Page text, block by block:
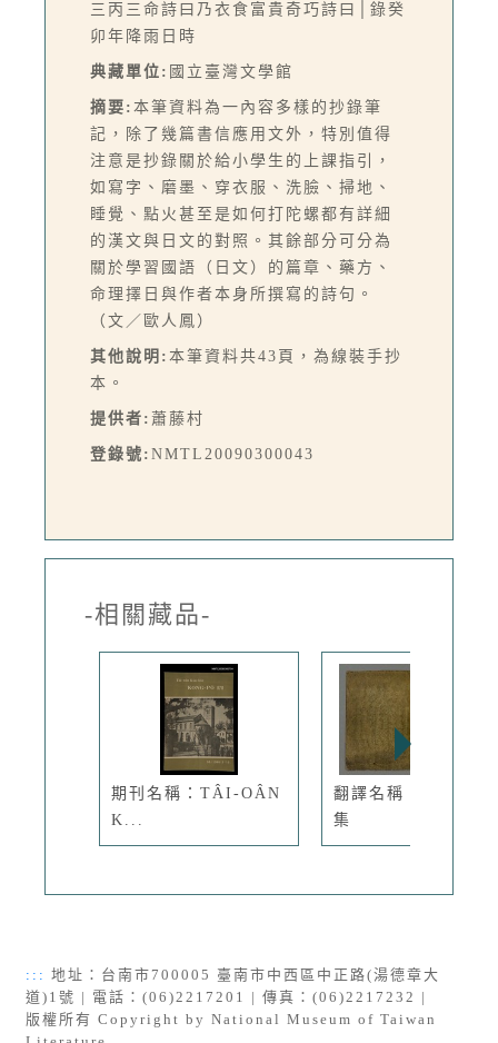
三丙三命詩曰乃衣食富貴奇巧詩曰│錄癸
卯年降雨日時
典藏單位: 國立臺灣文學館
摘要: 本筆資料為一內容多樣的抄錄筆
記，除了幾篇書信應用文外，特別值得
注意是抄錄關於給小學生的上課指引，
如寫字、磨墨、穿衣服、洗臉、掃地、
睡覺、點火甚至是如何打陀螺都有詳細
的漢文與日文的對照。其餘部分可分為
關於學習國語（日文）的篇章、藥方、
命理擇日與作者本身所撰寫的詩句。
（文／歐人鳳）
其他說明: 本筆資料共43頁，為線裝手抄
本。
提供者: 蕭藤村
登錄號: NMTL20090300043
-相關藏品-
期刊名稱：TÂI-OÂN
K...
翻譯名稱：日本童話
集
::: 地址：台南市700005 臺南市中西區中正路(湯德章大
道)1號 | 電話：(06)2217201 | 傳真：(06)2217232 |
版權所有 Copyright by National Museum of Taiwan